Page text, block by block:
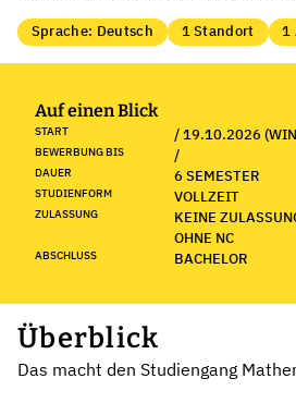
Sprache: Deutsch 1 Standort 1
Auf einen Blick
START / 19.10.2026
BEWERBUNG BIS /
DAUER 6 SEMESTER
STUDIENFORM VOLLZEIT
ZULASSUNG
KEINE
OHNE NC
ABSCHLUSS BACHELOR
Überblick
Das macht den Studiengang